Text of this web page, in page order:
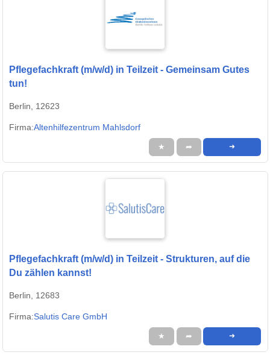
Pflegefachkraft (m/w/d) in Teilzeit - Gemeinsam Gutes
tun!
Berlin, 12623
Firma:Altenhilfezentrum Mahlsdorf
★ ➦ ➜
Pflegefachkraft (m/w/d) in Teilzeit - Strukturen, auf die
Du zählen kannst!
Berlin, 12683
Firma:Salutis Care GmbH
★ ➦ ➜